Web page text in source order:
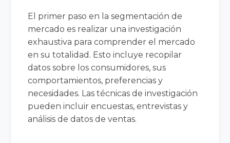
El primer paso en la segmentación de
mercado es realizar una investigación
exhaustiva para comprender el mercado
en su totalidad. Esto incluye recopilar
datos sobre los consumidores, sus
comportamientos, preferencias y
necesidades. Las técnicas de investigación
pueden incluir encuestas, entrevistas y
análisis de datos de ventas.